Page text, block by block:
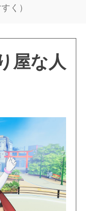
く）
屋な人